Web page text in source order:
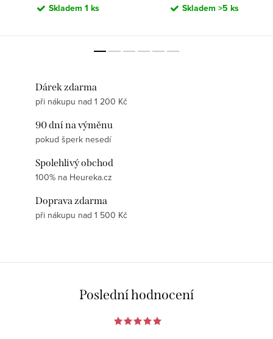
Skladem 1 ks Skladem >5 ks
Dárek zdarma
při nákupu nad 1 200 Kč
90 dní na výměnu
pokud šperk nesedí
Spolehlivý obchod
100% na Heureka.cz
Doprava zdarma
při nákupu nad 1 500 Kč
Poslední hodnocení